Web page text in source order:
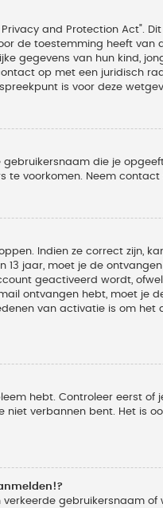
Privacy and Protection Act".
de toestemming heeft
gegevens van hun kind,
op met een juridisch
is voor deze
die je
te voorkomen. Neem
Indien ze correct zijn,
jaar, moet je de
geactiveerd wordt,
ontvangen hebt, moet je
van activatie is om
hebt. Controleer eerst
niet verbannen bent. Het is
verkeerde